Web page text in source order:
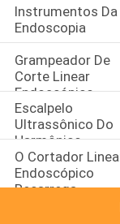
Instrumentos Da
Endoscopia
Grampeador De
Corte Linear
Endoscópico
Escalpelo
Ultrassônico Do
Harmônico
O Cortador
Endoscópico
Recarrega